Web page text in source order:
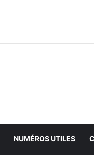
NUMÉROS UTILES